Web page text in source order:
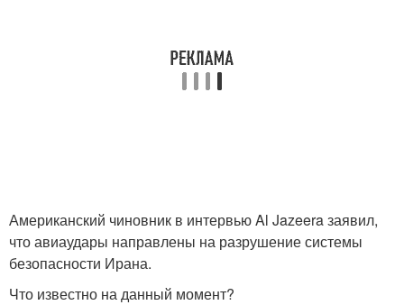
Американский чиновник в интервью Al Jazeera заявил,
что авиаудары направлены на разрушение системы
безопасности Ирана.
Что известно на данный момент?